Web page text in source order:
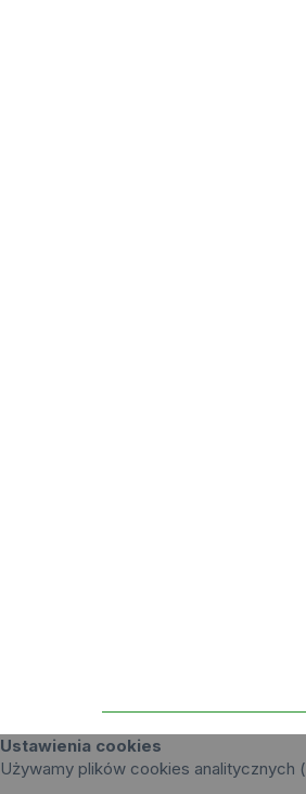
Ustawienia cookies
Używamy plików cookies analitycznych (